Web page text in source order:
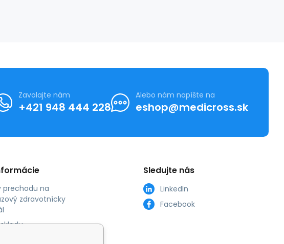
Zavolajte nám
+421 948 444 228
Alebo nám napíšte na
eshop@medicross.sk
prechodu na
zdravotnícky
Sledujte nás
LinkedIn
Facebook